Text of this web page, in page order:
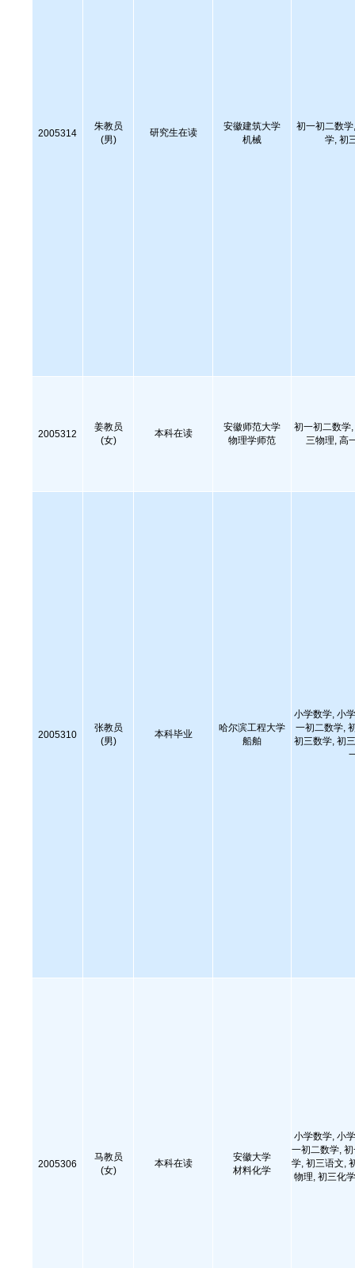
2005314
朱教员
(男)
研究生在读
安徽建筑大学
机械
初一初二数
学, 初
2005312
姜教员
(女)
本科在读
安徽师范大学
物理学师范
初一初二数学
三物理, 高
2005310
张教员
(男)
本科毕业
哈尔滨工程大学
船舶
小学数学, 小
一初二数学,
初三数学, 初
2005306
马教员
(女)
本科在读
安徽大学
材料化学
小学数学, 小
一初二数学,
学, 初三语文,
物理, 初三化